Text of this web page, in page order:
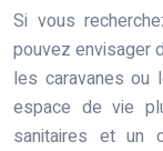
Si vous
pouvez envisager
les caravanes ou
espace de vie
sanitaires et un